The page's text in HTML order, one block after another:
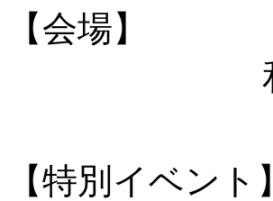
【会場】
和歌山県
【特別イベント】